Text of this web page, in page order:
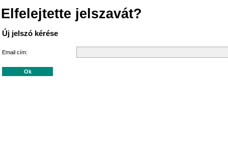
Elfelejtette jelszavát?
Új jelszó kérése
Email cím: